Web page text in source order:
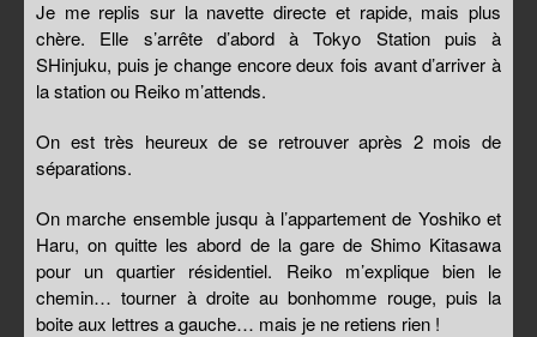
Je me replis sur la navette directe et rapide, mais plus
chère. Elle s’arrête d’abord à Tokyo Station puis à
SHinjuku, puis je change encore deux fois avant d’arriver à
la station ou Reiko m’attends.
On est très heureux de se retrouver après 2 mois de
séparations.
On marche ensemble jusqu à l’appartement de Yoshiko et
Haru, on quitte les abord de la gare de Shimo Kitasawa
pour un quartier résidentiel. Reiko m’explique bien le
chemin… tourner à droite au bonhomme rouge, puis la
boite aux lettres a gauche… mais je ne retiens rien !